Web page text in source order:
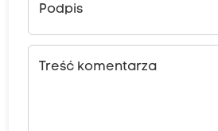
Podpis
Treść komentarza